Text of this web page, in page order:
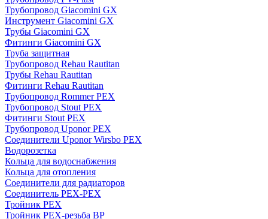
Трубопровод Giacomini GX
Инструмент Giacomini GX
Трубы Giacomini GX
Фитинги Giacomini GX
Труба защитная
Трубопровод Rehau Rautitan
Трубы Rehau Rautitan
Фитинги Rehau Rautitan
Трубопровод Rommer PEX
Трубопровод Stout PEX
Фитинги Stout PEX
Трубопровод Uponor PEX
Соединители Uponor Wirsbo PEX
Водорозетка
Кольца для водоснабжения
Кольца для отопления
Соединители для радиаторов
Соединитель PEX-PEX
Тройник PEX
Тройник PEX-резьба ВР